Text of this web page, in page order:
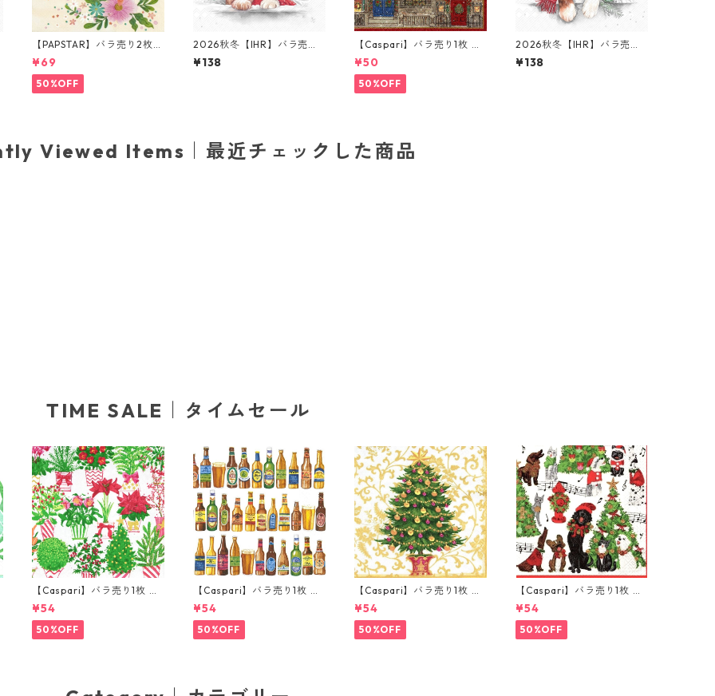
【PAPSTAR】バラ売り2枚
ランチサイズ ペーパーナプ
キン Flowery Bird クリーム
¥69
50%OFF
2026秋冬【IHR】バラ売り2
枚 ランチサイズ ペーパーナ
プキン Minou ホワイト
¥138
【Caspari】バラ売り1枚 カ
クテルサイズ ペーパーナプ
キン Town House ブラウンx
ブルー
¥50
50%OFF
2026秋冬【IHR】バラ売り2
枚 ランチサイズ ペーパーナ
プキン Louie ホワイト
¥138
Viewed Items｜最近チェックした商品
TIME SALE｜タイムセール
【Caspari】バラ売り1枚 ラ
ンチサイズ ペーパーナプキ
ン Christmas Flower Mark
et ホワイト
¥54
50%OFF
【Caspari】バラ売り1枚 ラ
ンチサイズ ペーパーナプキ
ン 99 Bottles ホワイト
¥54
50%OFF
【Caspari】バラ売り1枚 ラ
ンチサイズ ペーパーナプキ
ン Gilded Tree ホワイト
¥54
50%OFF
【Caspari】バラ売り1枚 ラ
ンチサイズ ペーパーナプキ
ン Caroling Pets ホワイト
¥54
50%OFF